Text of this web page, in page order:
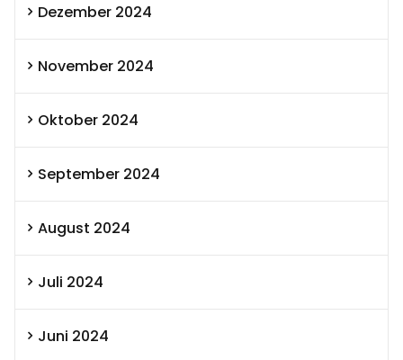
Dezember 2024
November 2024
Oktober 2024
September 2024
August 2024
Juli 2024
Juni 2024